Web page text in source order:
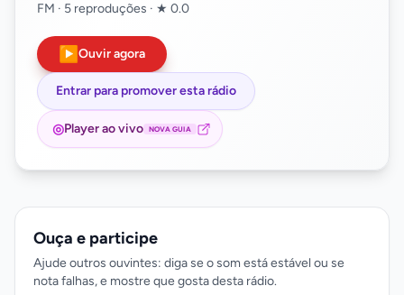
FM · 5 reproduções · ★ 0.0
▶ Ouvir agora
Entrar para promover esta rádio
◎Player ao vivo NOVA GUIA
Ouça e participe
Ajude outros ouvintes: diga se o som está estável ou se
nota falhas, e mostre que gosta desta rádio.